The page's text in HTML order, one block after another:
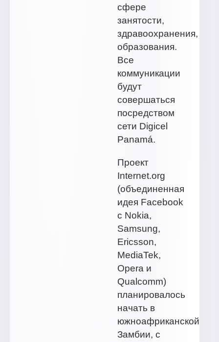
сфере
занятости,
здравоохранения,
образования.
Все
коммуникации
будут
совершаться
посредством
сети Digicel
Panamá.
Проект
Internet.org
(объединенная
идея Facebook
с Nokia,
Samsung,
Ericsson,
MediaTek,
Opera и
Qualcomm)
планировалось
начать в
южноафриканской
Замбии, с